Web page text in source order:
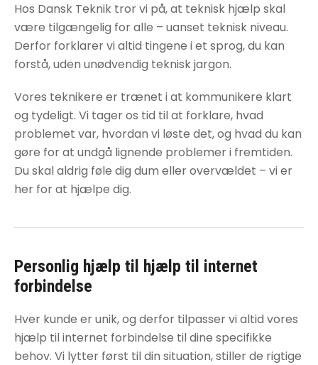
Hos Dansk Teknik tror vi på, at teknisk hjælp skal
være tilgængelig for alle – uanset teknisk niveau.
Derfor forklarer vi altid tingene i et sprog, du kan
forstå, uden unødvendig teknisk jargon.
Vores teknikere er trænet i at kommunikere klart
og tydeligt. Vi tager os tid til at forklare, hvad
problemet var, hvordan vi løste det, og hvad du kan
gøre for at undgå lignende problemer i fremtiden.
Du skal aldrig føle dig dum eller overvældet – vi er
her for at hjælpe dig.
Personlig hjælp til
hjælp til internet
forbindelse
Hver kunde er unik, og derfor tilpasser vi altid vores
hjælp til internet forbindelse til dine specifikke
behov. Vi lytter først til din situation, stiller de rigtige